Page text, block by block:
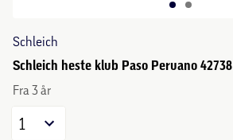
Schleich
Schleich heste klub Paso Peruano 42738
Fra 3 år
1